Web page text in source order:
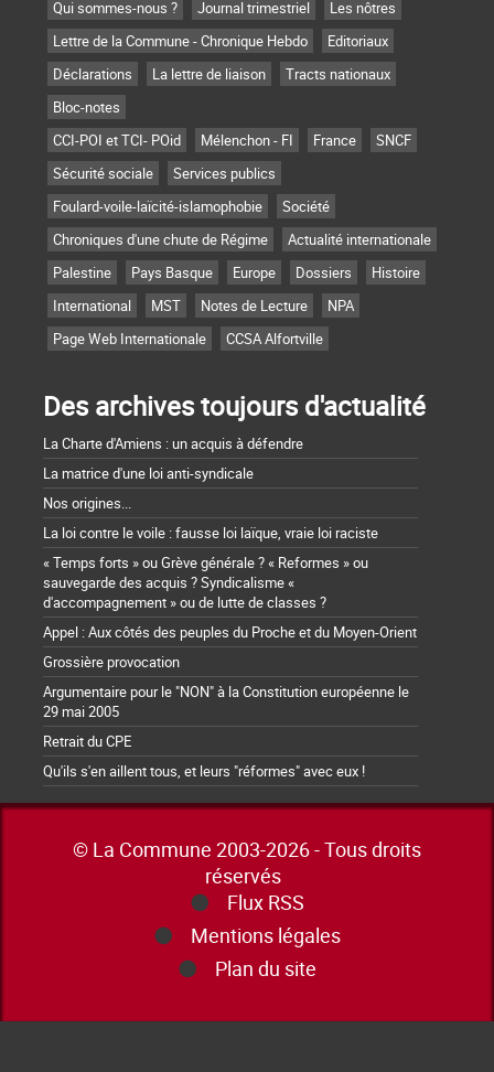
Qui sommes-nous ? Journal trimestriel
Les nôtres
Lettre de la Commune - Chronique Hebdo
Editoriaux
Déclarations
La lettre de liaison
Tracts nationaux
Bloc-notes
CCI-POI et TCI- POid
Mélenchon - FI France
SNCF
Sécurité sociale
Services publics
Foulard-voile-laïcité-islamophobie
Société
Chroniques d'une chute de Régime
Actualité internationale
Palestine
Pays Basque Europe Dossiers
Histoire
International
MST Notes de Lecture
NPA
Page Web Internationale
CCSA Alfortville
Des archives toujours d'actualité
La Charte d'Amiens : un acquis à défendre
La matrice d'une loi anti-syndicale
Nos origines...
La loi contre le voile : fausse loi laïque, vraie loi raciste
« Temps forts » ou Grève générale ? « Reformes » ou
sauvegarde des acquis ? Syndicalisme «
d'accompagnement » ou de lutte de classes ?
Appel : Aux côtés des peuples du Proche et du Moyen-Orient
Grossière provocation
Argumentaire pour le "NON" à la Constitution européenne le
29 mai 2005
Retrait du CPE
Qu'ils s'en aillent tous, et leurs "réformes" avec eux !
© La Commune 2003-2026 - Tous droits
réservés
Flux RSS
Mentions légales
Plan du site